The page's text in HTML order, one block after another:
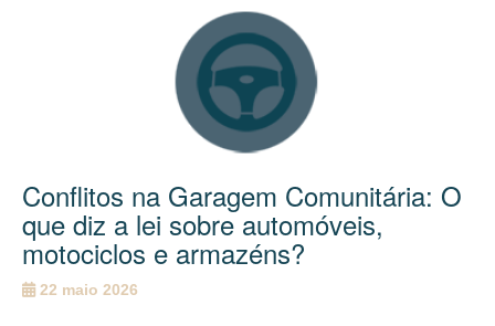
Conflitos na Garagem Comunitária: O
que diz a lei sobre automóveis,
motociclos e armazéns?
22 maio 2026